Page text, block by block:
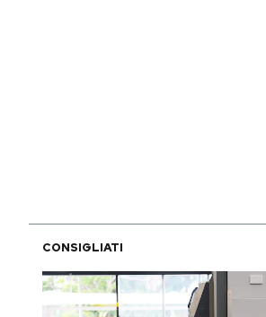
CONSIGLIATI